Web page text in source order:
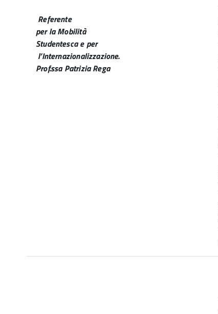
Referente
per la Mobilità
Studentesca e per
l’Internazionalizzazione.
Prof.ssa Patrizia Rega